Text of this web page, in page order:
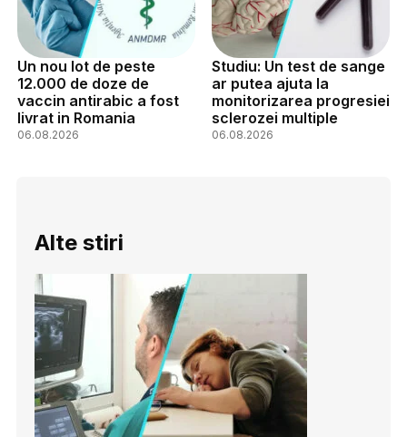
Un nou lot de peste
12.000 de doze de
vaccin antirabic a fost
livrat in Romania
06.08.2026
Studiu: Un test de sange
ar putea ajuta la
monitorizarea progresiei
sclerozei multiple
06.08.2026
Alte stiri